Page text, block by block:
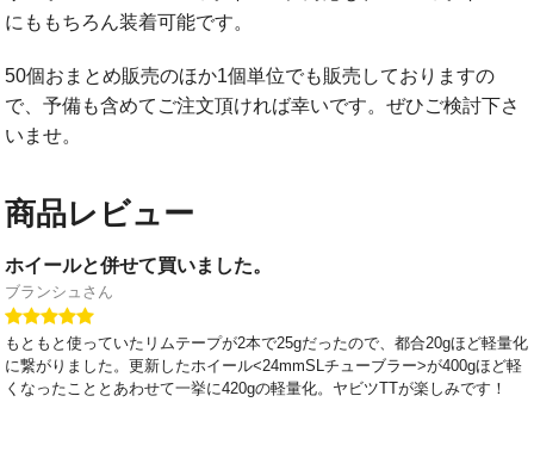
にももちろん装着可能です。
50個おまとめ販売のほか1個単位でも販売しておりますの
で、予備も含めてご注文頂ければ幸いです。ぜひご検討下さ
いませ。
商品レビュー
ホイールと併せて買いました。
ブランシュさん
もともと使っていたリムテープが2本で25gだったので、都合20gほど軽量化
に繋がりました。更新したホイール<24mmSLチューブラー>が400gほど軽
くなったこととあわせて一挙に420gの軽量化。ヤビツTTが楽しみです！